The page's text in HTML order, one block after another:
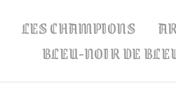
LES CHAMPIONS
BLEU-NOIR DE